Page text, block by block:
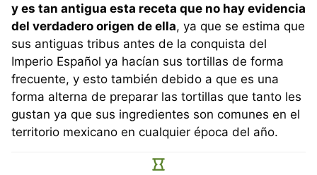
y es tan antigua esta receta que no hay evidencia
del verdadero origen de ella, ya que se estima que
sus antiguas tribus antes de la conquista del
Imperio Español ya hacían sus tortillas de forma
frecuente, y esto también debido a que es una
forma alterna de preparar las tortillas que tanto les
gustan ya que sus ingredientes son comunes en el
territorio mexicano en cualquier época del año.